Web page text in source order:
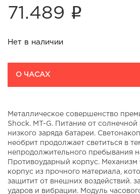
71.489 i
Нет в наличии
О ЧАСАХ
Металлическое совершенство
Shock. MT-G. Питание от солнечной
низкого заряда батареи.
необрит продолжает светиться в
непродолжительного пребывания
Противоударный корпус.
корпус из прочного материала,
защитит от внешних воздействий.
ударов и вибрации. Модуль